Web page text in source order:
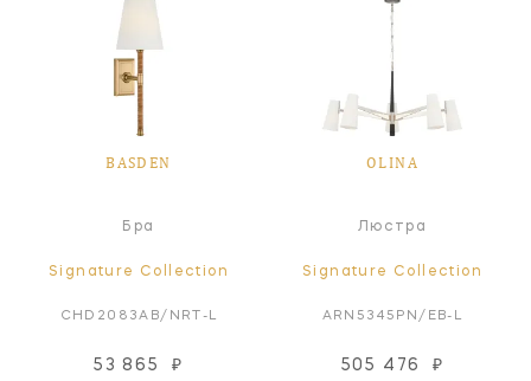
BASDEN
Бра
Signature Collection
CHD2083AB/NRT-L
53 865 ₽
OLINA
Люстра
Signature Collection
ARN5345PN/EB-L
505 476 ₽